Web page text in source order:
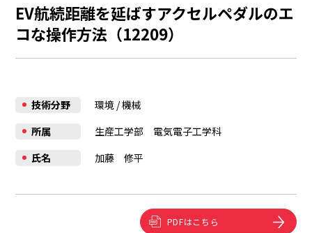
EV航続距離を延ばすアクセルペダルのエ
コな操作方法（12209）
技術分野 環境/機械
所属
生産工学部 電気電子工学科
氏名
加藤 修平
PDFはこちら